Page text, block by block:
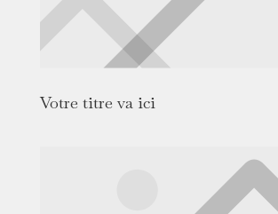
Votre titre va ici